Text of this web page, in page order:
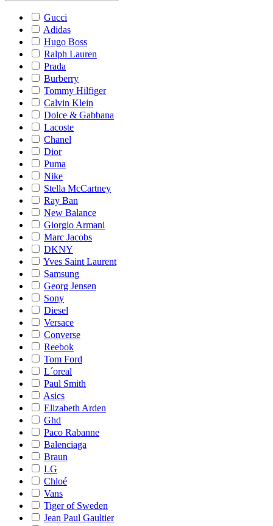
Gucci
Adidas
Hugo Boss
Ralph Lauren
Prada
Burberry
Tommy Hilfiger
Calvin Klein
Dolce & Gabbana
Lacoste
Chanel
Dior
Puma
Nike
Stella McCartney
Ray Ban
New Balance
Giorgio Armani
Marc Jacobs
DKNY
Yves Saint Laurent
Samsung
Georg Jensen
Sony
Diesel
Versace
Converse
Reebok
Tom Ford
L´oreal
Paul Smith
Asics
Elizabeth Arden
Ghd
Paco Rabanne
Balenciaga
Braun
LG
Chloé
Vans
Tiger of Sweden
Jean Paul Gaultier